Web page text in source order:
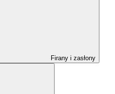
Firany i zasłony